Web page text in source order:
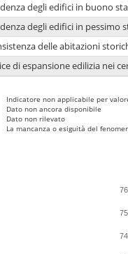
degli edifici in buono
degli edifici in pessimo
delle abitazioni
di espansione edilizia nei
Indicatore non applicabile per
Dato non ancora disponibile
Dato non rilevato
La mancanza o esiguità del
74
75
76